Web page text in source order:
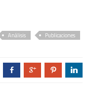
Análisis Publicaciones
b c d j